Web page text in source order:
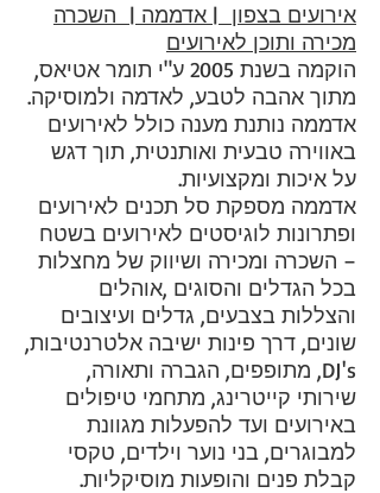
אירועים בצפון | אדממה | השכרה
מכירה ותוכן לאירועים
הוקמה בשנת 2005 ע"י תומר אטיאס,
מתוך אהבה לטבע, לאדמה ולמוסיקה.
אדממה נותנת מענה כולל לאירועים
באווירה טבעית ואותנטית, תוך דגש
על איכות ומקצועיות.
אדממה מספקת סל תכנים לאירועים
ופתרונות לוגיסטים לאירועים בשטח
– השכרה ומכירה ושיווק של מחצלות
בכל הגדלים והסוגים ,אוהלים
והצללות בצבעים, גדלים ועיצובים
שונים, דרך פינות ישיבה אלטרנטיבות,
DJ's, מתופפים, הגברה ותאורה,
שירותי קייטרינג, מתחמי טיפולים
באירועים ועד להפעלות מגוונת
למבוגרים, בני נוער וילדים, טקסי
קבלת פנים והופעות מוסיקליות.